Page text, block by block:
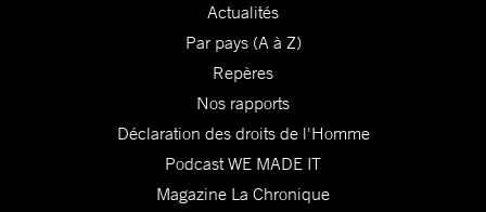
Actualités
Par pays (A à Z)
Repères
Nos rapports
Déclaration des droits de l'Homme
Podcast WE MADE IT
Magazine La Chronique